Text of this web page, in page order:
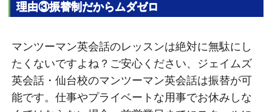
理由③振替制だからムダゼロ
マンツーマン英会話のレッスンは絶対に無駄にし
たくないですよね？ご安心ください、ジェイムズ
英会話・仙台校のマンツーマン英会話は振替が可
能です。仕事やプライベートな用事でお休みしな